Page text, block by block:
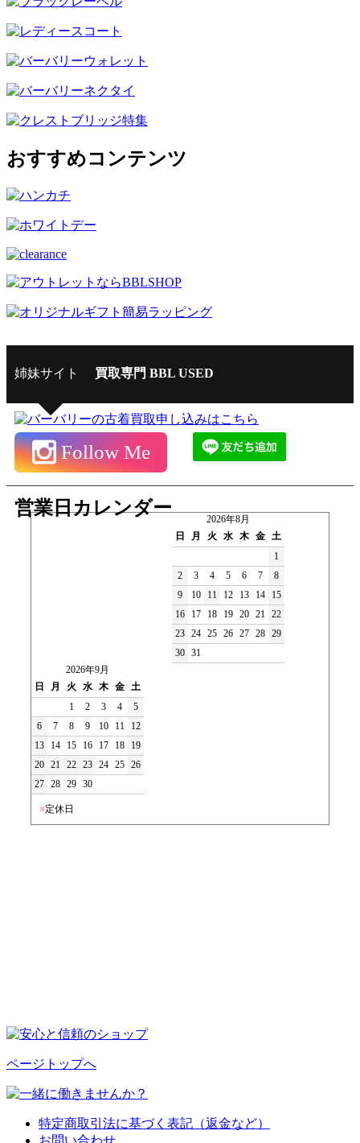
おすすめコンテンツ
姉妹サイト 買取専門 BBL USED
Follow Me
営業日カレンダー
2026年8月
日
月 火 水 木 金 土
1
2
3 4 5 6 7
8
9
10 11 12 13 14
15
16
17 18 19 20 21 22
23 24 25 26 27 28 29
30 31
2026年9月
日
月 火 水 木 金 土
1
2 3 4
5
6
7 8 9 10 11
12
13
14 15 16 17 18
19
20 21 22 23 24 25 26
27 28 29 30
■定休日
ページトップへ
特定商取引法に基づく表記（返金など）
お問い合わせ